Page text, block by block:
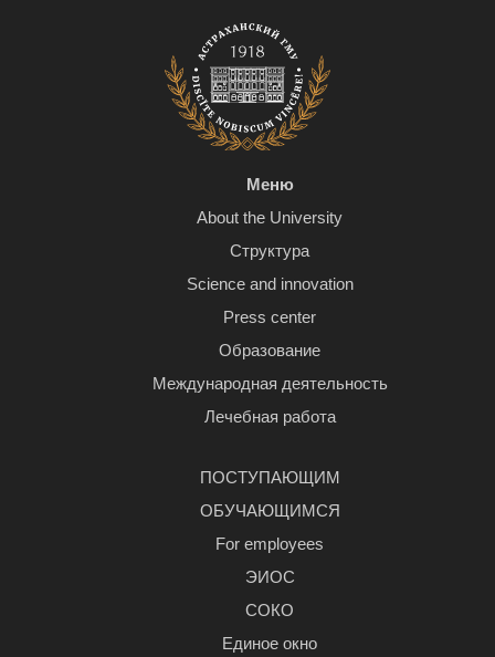
Меню
About the University
Структура
Science and innovation
Press center
Образование
Международная деятельность
Лечебная работа
ПОСТУПАЮЩИМ
ОБУЧАЮЩИМСЯ
For employees
ЭИОС
СОКО
Единое окно